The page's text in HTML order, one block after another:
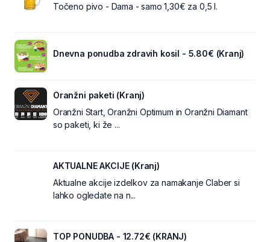
Točeno pivo - Dama - samo 1,30€ za 0,5 l.
Dnevna ponudba zdravih kosil - 5.80€ (Kranj)
Oranžni paketi (Kranj)
Oranžni Start, Oranžni Optimum in Oranžni Diamant
so paketi, ki že ...
AKTUALNE AKCIJE (Kranj)
Aktualne akcije izdelkov za namakanje Claber si
lahko ogledate na n...
TOP PONUDBA - 12.72€ (KRANJ)